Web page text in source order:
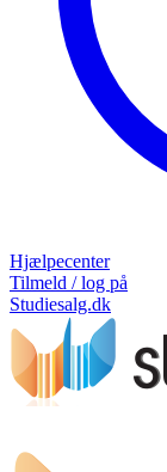
Hjælpecenter
Tilmeld / log på
Studiesalg.dk